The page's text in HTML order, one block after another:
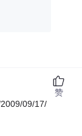
09/17/
赞